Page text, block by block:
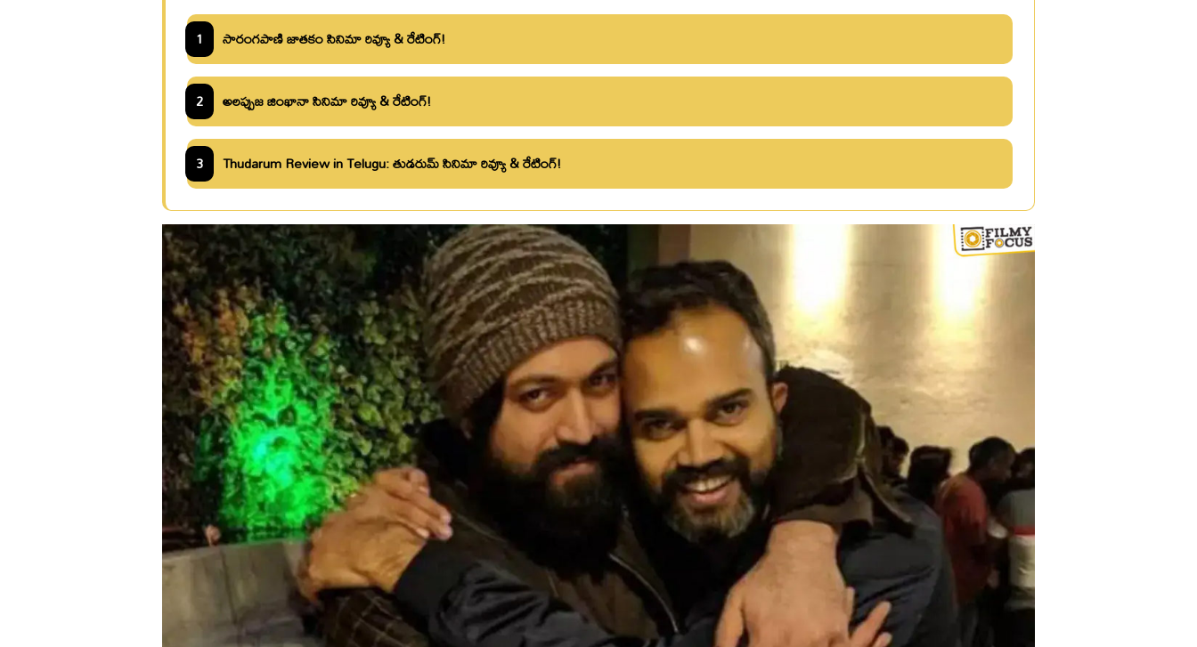
1 సారంగపాణి జాతకం సినిమా రివ్యూ & రేటింగ్!
2 అలప్పుజ జింఖానా సినిమా రివ్యూ & రేటింగ్!
3 Thudarum Review in Telugu: తుడరుమ్ సినిమా రివ్యూ & రేటింగ్!